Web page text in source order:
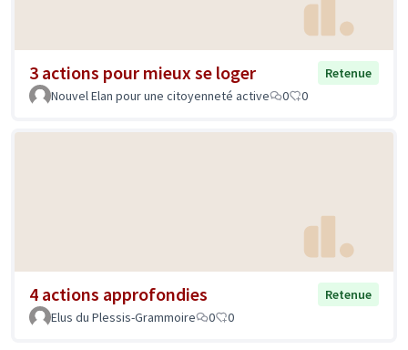
3 actions pour mieux se loger
Retenue
Nouvel Elan pour une citoyenneté active
0 0
4 actions approfondies
Retenue
Elus du Plessis-Grammoire
0 0